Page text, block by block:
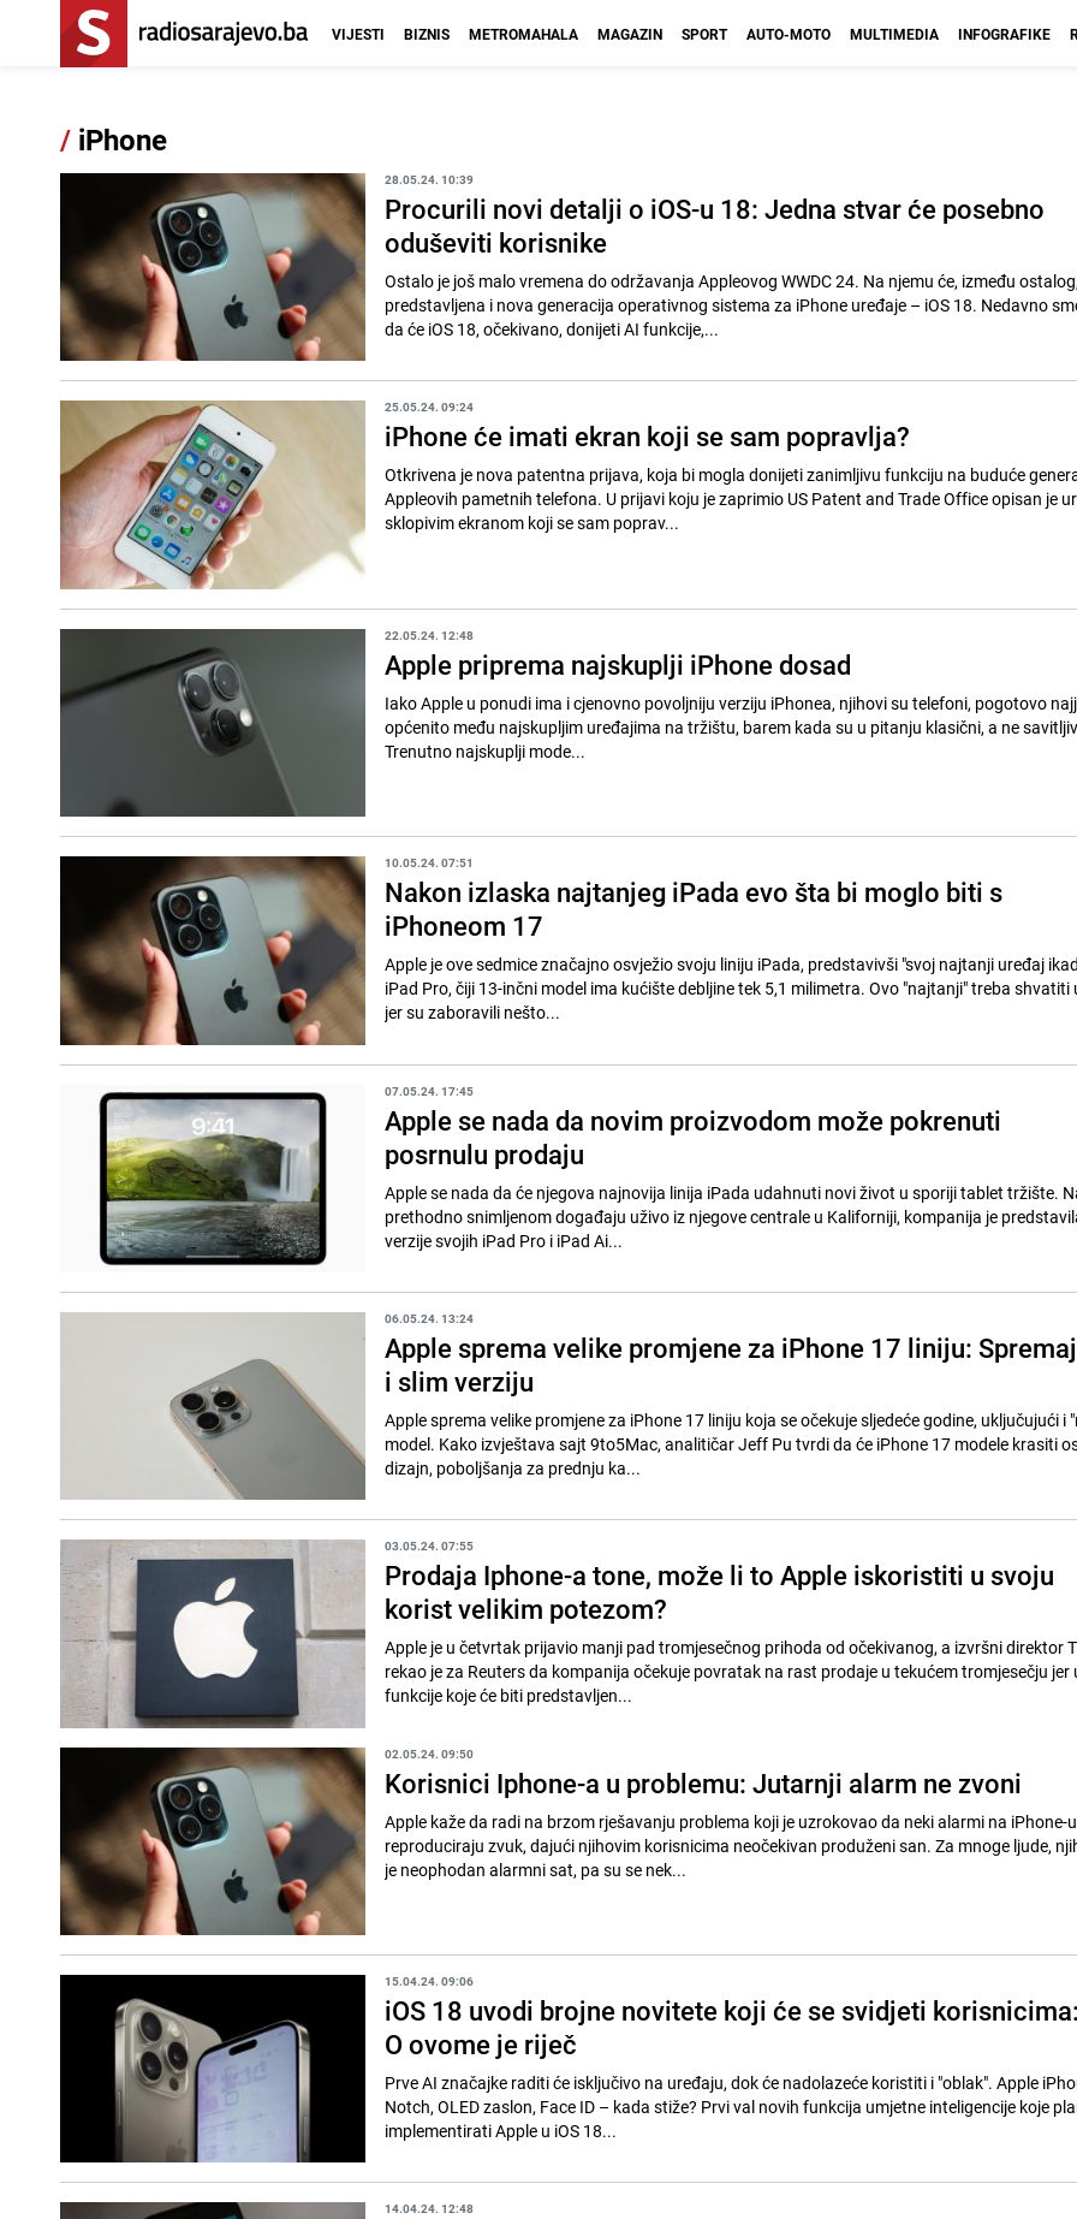
VIJESTI BIZNIS METROMAHALA MAGAZIN SPORT AUTO-MOTO MULTIMEDIA INFOGRAFIKE
/ iPhone
28.05.24. 10:39
Procurili novi detalji o iOS-u 18: Jedna stvar će posebno
oduševiti korisnike
Ostalo je još malo vremena do održavanja Appleovog WWDC 24. Na njemu će, između
predstavljena i nova generacija operativnog sistema za iPhone uređaje – iOS 18. Nedavno
da će iOS 18, očekivano, donijeti AI funkcije,...
25.05.24. 09:24
iPhone će imati ekran koji se sam popravlja?
Otkrivena je nova patentna prijava, koja bi mogla donijeti zanimljivu funkciju na buduće
Appleovih pametnih telefona. U prijavi koju je zaprimio US Patent and Trade Office opisan je
sklopivim ekranom koji se sam poprav...
22.05.24. 12:48
Apple priprema najskuplji iPhone dosad
Iako Apple u ponudi ima i cjenovno povoljniju verziju iPhonea, njihovi su telefoni, pogotovo
općenito među najskupljim uređajima na tržištu, barem kada su u pitanju klasični, a ne
Trenutno najskuplji mode...
10.05.24. 07:51
Nakon izlaska najtanjeg iPada evo šta bi moglo biti s
iPhoneom 17
Apple je ove sedmice značajno osvježio svoju liniju iPada, predstavivši "svoj najtanji uređaj
iPad Pro, čiji 13-inčni model ima kućište debljine tek 5,1 milimetra. Ovo "najtanji" treba shvatiti
jer su zaboravili nešto...
07.05.24. 17:45
Apple se nada da novim proizvodom može pokrenuti
posrnulu prodaju
Apple se nada da će njegova najnovija linija iPada udahnuti novi život u sporiji tablet tržište.
prethodno snimljenom događaju uživo iz njegove centrale u Kaliforniji, kompanija je
verzije svojih iPad Pro i iPad Ai...
06.05.24. 13:24
Apple sprema velike promjene za iPhone 17 liniju:
i slim verziju
Apple sprema velike promjene za iPhone 17 liniju koja se očekuje sljedeće godine, uključujući i
model. Kako izvještava sajt 9to5Mac, analitičar Jeff Pu tvrdi da će iPhone 17 modele krasiti
dizajn, poboljšanja za prednju ka...
03.05.24. 07:55
Prodaja Iphone-a tone, može li to Apple iskoristiti u svoju
korist velikim potezom?
Apple je u četvrtak prijavio manji pad tromjesečnog prihoda od očekivanog, a izvršni direktor
rekao je za Reuters da kompanija očekuje povratak na rast prodaje u tekućem tromjesečju jer
funkcije koje će biti predstavljen...
02.05.24. 09:50
Korisnici Iphone-a u problemu: Jutarnji alarm ne zvoni
Apple kaže da radi na brzom rješavanju problema koji je uzrokovao da neki alarmi na iPhone-
reproduciraju zvuk, dajući njihovim korisnicima neočekivan produženi san. Za mnoge ljude,
je neophodan alarmni sat, pa su se nek...
15.04.24. 09:06
iOS 18 uvodi brojne novitete koji će se svidjeti korisnicima:
O ovome je riječ
Prve AI značajke raditi će isključivo na uređaju, dok će nadolazeće koristiti i "oblak". Apple
Notch, OLED zaslon, Face ID – kada stiže? Prvi val novih funkcija umjetne inteligencije koje
implementirati Apple u iOS 18...
14.04.24. 12:48